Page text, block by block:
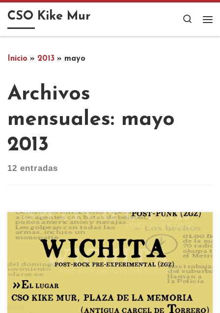
Saltar al contenido
CSO Kike Mur
Search
Inicio » 2013 » mayo
Archivos
mensuales: mayo
2013
12 entradas
Lamentamos informar de que el concierto
previsto para éste sábado 1 de Junio en el CSO
Kike Mur en el que iban a actuar Wichita y Switch
Over ha sido suspendido por causas de fuerza
mayor.